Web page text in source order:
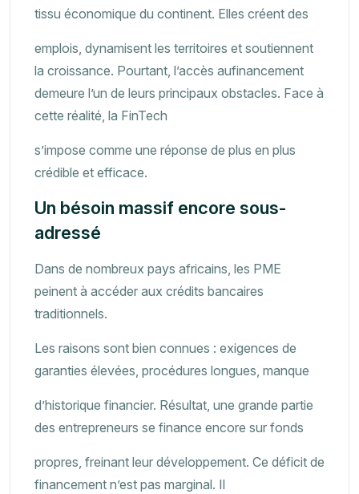
tissu économique du continent. Elles créent des
emplois, dynamisent les territoires et soutiennent
la croissance. Pourtant, l’accès aufinancement
demeure l’un de leurs principaux obstacles. Face à
cette réalité, la FinTech
s’impose comme une réponse de plus en plus
crédible et efficace.
Un bésoin massif encore sous-
adressé
Dans de nombreux pays africains, les PME
peinent à accéder aux crédits bancaires
traditionnels.
Les raisons sont bien connues : exigences de
garanties élevées, procédures longues, manque
d’historique financier. Résultat, une grande partie
des entrepreneurs se finance encore sur fonds
propres, freinant leur développement. Ce déficit de
financement n’est pas marginal. Il